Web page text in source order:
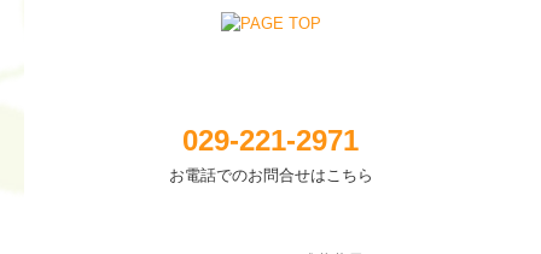
029-221-2971
お電話でのお問合せはこちら